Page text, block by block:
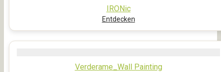
IRONic
Entdecken
Verderame_Wall Painting